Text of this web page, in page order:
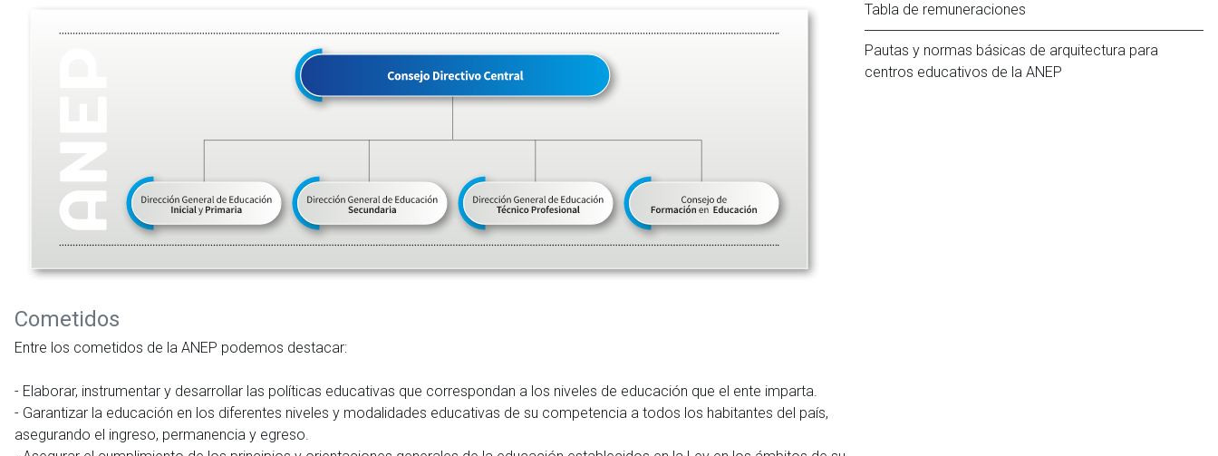
Cometidos
Entre los cometidos de la ANEP podemos destacar:
- Elaborar, instrumentar y desarrollar las políticas educativas que correspondan a los niveles de educación que el ente imparta.
- Garantizar la educación en los diferentes niveles y modalidades educativas de su competencia a todos los habitantes del país,
asegurando el ingreso, permanencia y egreso.
Tabla de remuneraciones
Pautas y normas básicas de arquitectura para
centros educativos de la ANEP